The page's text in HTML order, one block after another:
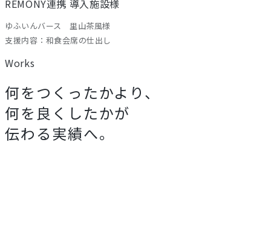
REMONY連携 導入施設様
ゆふいんバース 里山茶風様
支援内容：和食会席の仕出し
Works
何をつくったかより、
何を良くしたかが
伝わる実績へ。